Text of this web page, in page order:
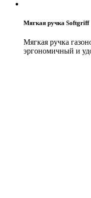
Мягкая ручка Softgriff
Мягкая ручка
эргономичный и